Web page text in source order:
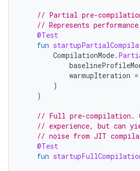
// Partial pre-
// Represents
@Test
fun
CompilationMode.
warmupIteration =
)
)
// Full pre-compilation.
// experience, but can
// noise from JIT
@Test
fun